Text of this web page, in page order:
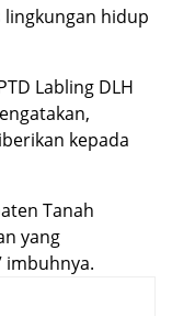
hidup
Labling DLH
kepada
Tanah
yang
imbuhnya.